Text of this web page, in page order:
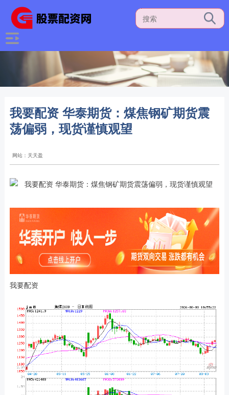
我要配资 华泰期货：煤焦钢矿期货震
荡偏弱，现货谨慎观望
网站：天天盈
我要配资